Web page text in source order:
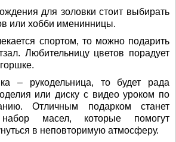
для золовки стоит выбирать
или хобби именинницы.
спортом, то можно подарить
Любительницу цветов порадует
– рукодельница, то будет рада
или диску с видео уроком по
Отличным подарком станет
масел, которые помогут
в неповторимую атмосферу.